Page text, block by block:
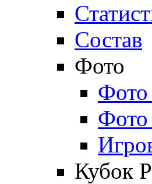
Состав
Фото
Фото
Кубок